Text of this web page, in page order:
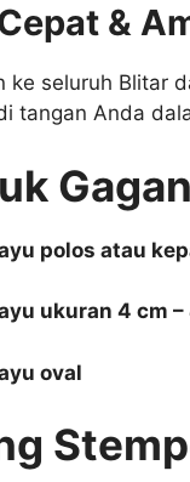
&
ke seluruh Blitar
tangan Anda
polos atau
ukuran 4 cm –
oval